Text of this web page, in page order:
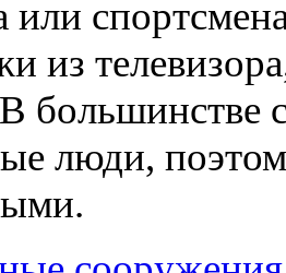
или
из
большинстве
люди,